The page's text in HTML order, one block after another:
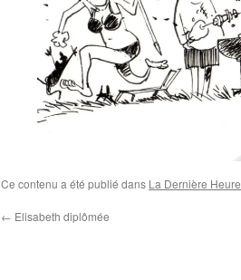
Ce contenu a été publié dans La Dernière Heure
← Elisabeth diplômée